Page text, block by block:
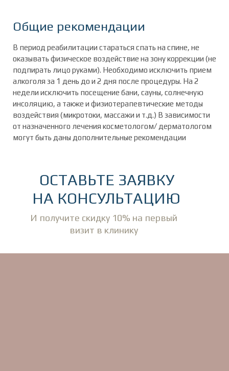
Общие рекомендации
В период реабилитации стараться спать на спине, не
оказывать физическое воздействие на зону коррекции (не
подпирать лицо руками). Необходимо исключить прием
алкоголя за 1 день до и 2 дня после процедуры. На 2
недели исключить посещение бани, сауны, солнечную
инсоляцию, а также и физиотерапевтические методы
воздействия (микротоки, массажи и т.д.) В зависимости
от назначенного лечения косметологом/ дерматологом
могут быть даны дополнительные рекомендации
И получите скидку 10% на первый
визит в клинику
ОСТАВЬТЕ ЗАЯВКУ
НА КОНСУЛЬТАЦИЮ